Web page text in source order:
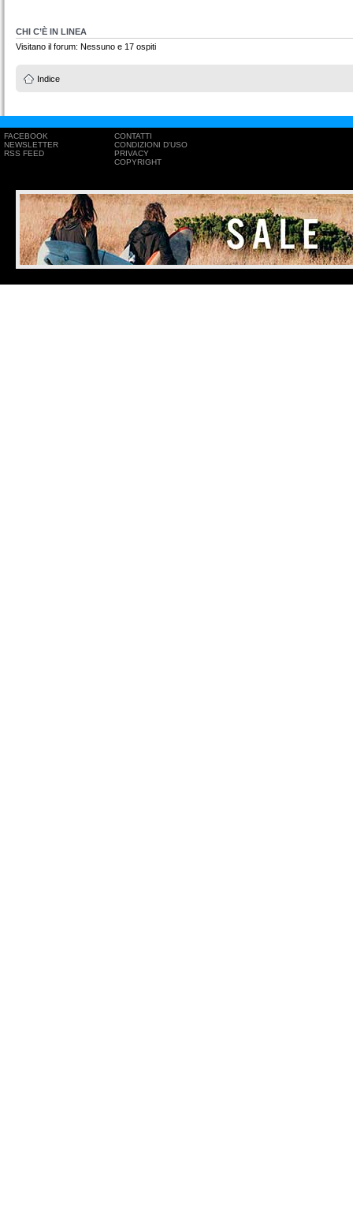
CHI C’È IN LINEA
Visitano il forum: Nessuno e 17 ospiti
Indice
FACEBOOK
NEWSLETTER
RSS FEED
CONTATTI
CONDIZIONI D'USO
PRIVACY
COPYRIGHT